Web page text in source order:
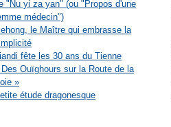
"Nu yi za yan" (ou "Propos d'une
médecin")
le Maître qui embrasse la
fête les 30 ans du Tienne
Ouïghours sur la Route de la
»
étude dragonesque